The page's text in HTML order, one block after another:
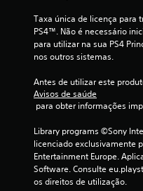
Taxa única de licença para
PS4™. Não é necessário
para utilizar na sua PS4
nos outros sistemas.
Antes de utilizar este
Avisos de saúde
para obter informações
Library programs ©Sony
licenciado exclusivamente
Entertainment Europe.
Software. Consulte
os direitos de utilização.